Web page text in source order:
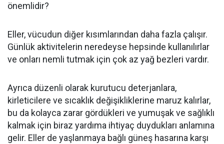
önemlidir?
Eller, vücudun diğer kısımlarından daha fazla çalışır.
Günlük aktivitelerin neredeyse hepsinde kullanılırlar
ve onları nemli tutmak için çok az yağ bezleri vardır.
Ayrıca düzenli olarak kurutucu deterjanlara,
kirleticilere ve sıcaklık değişikliklerine maruz kalırlar,
bu da kolayca zarar gördükleri ve yumuşak ve sağlıklı
kalmak için biraz yardıma ihtiyaç duydukları anlamına
gelir. Eller de yaşlanmaya bağlı güneş hasarına karşı